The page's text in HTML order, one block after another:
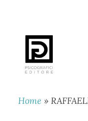
PSICOGRAFICI
EDITORE
Home »